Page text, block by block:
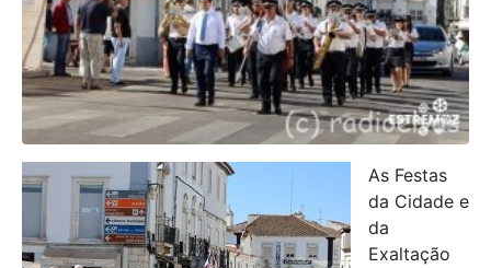
As Festas
da Cidade e
da
Exaltação